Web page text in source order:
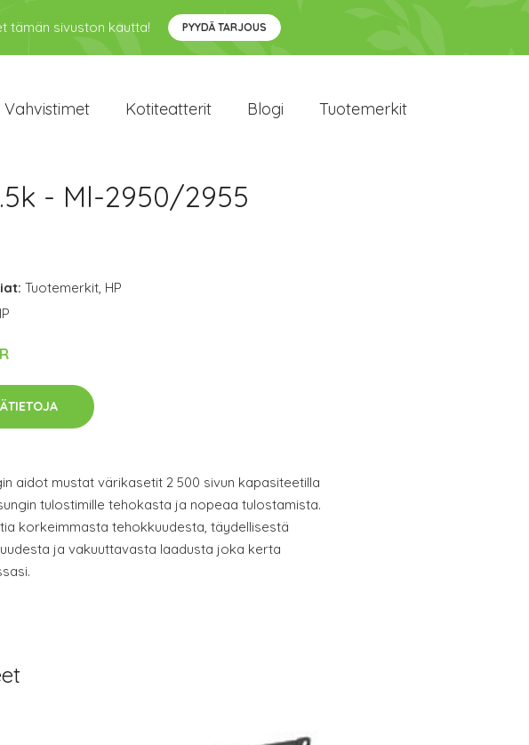
tämän sivuston kautta! PYYDÄ TARJOUS
Vahvistimet Kotiteatterit Blogi Tuotemerkit
- Ml-2950/2955
Tuotemerkit, HP
aidot mustat värikasetit 2 500 sivun kapasiteetilla
tulostimille tehokasta ja nopeaa tulostamista.
korkeimmasta tehokkuudesta, täydellisestä
ja vakuuttavasta laadusta joka kerta